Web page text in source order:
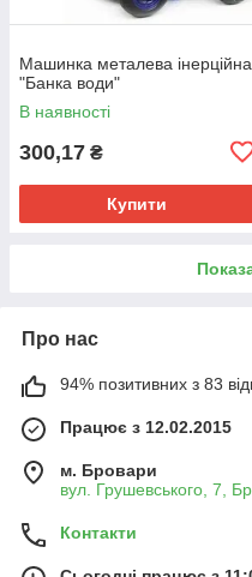
Машинка металева інерційна
"Банка води"
В наявності
300,17 ₴
Купити
Про нас
94% позитивних з 83
Працює з 12.02.2015
м. Бровари
вул. Грушевського, 7,
Контакти